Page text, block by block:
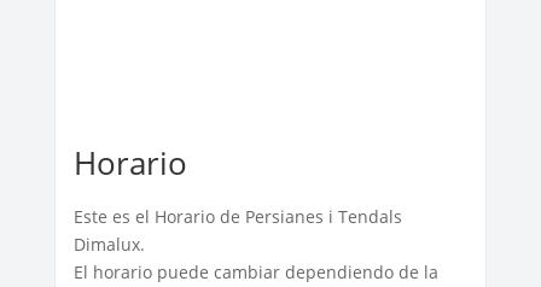
Horario
Este es el Horario de Persianes i Tendals
Dimalux.
El horario puede cambiar dependiendo de la